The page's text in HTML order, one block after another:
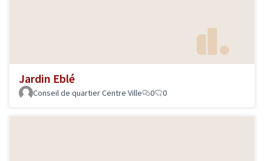
Jardin Eblé
Conseil de quartier Centre Ville 0 0